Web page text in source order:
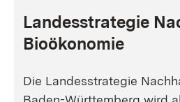
Landesstrategie
Bioökonomie
Die Landesstrategie